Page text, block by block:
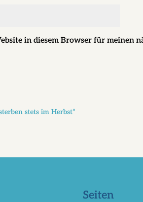
in diesem Browser für meinen
stets im Herbst“
Seiten